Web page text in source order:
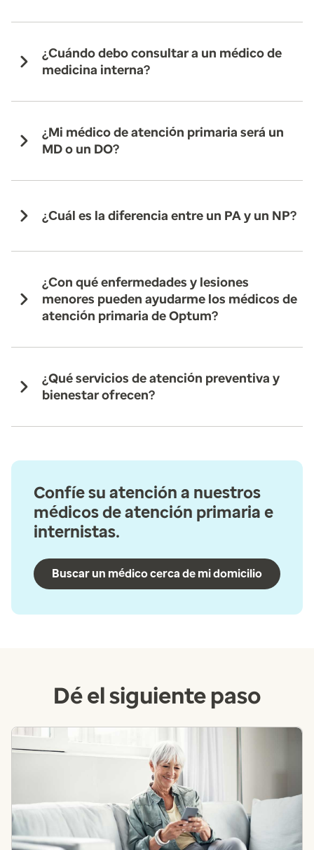
¿Cuándo debo consultar a un médico de
medicina interna?
¿Mi médico de atención primaria será un
MD o un DO?
¿Cuál es la diferencia entre un PA y un NP?
¿Con qué enfermedades y lesiones
menores pueden ayudarme los médicos de
atención primaria de Optum?
¿Qué servicios de atención preventiva y
bienestar ofrecen?
Confíe su atención a nuestros
médicos de atención primaria e
internistas.
Buscar un médico cerca de mi domicilio
Dé el siguiente paso